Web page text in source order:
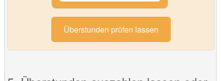
Überstunden prüfen lassen